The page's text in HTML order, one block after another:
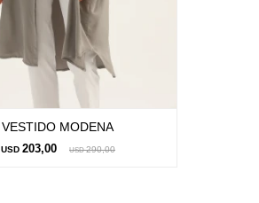
VESTIDO MODENA
USD 203,00 USD 290,00